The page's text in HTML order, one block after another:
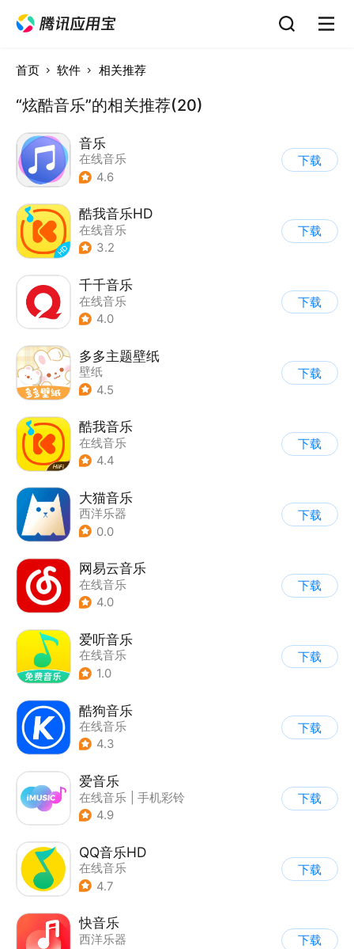
首页 软件 相关推荐
“炫酷音乐”的相关推荐(20)
音乐
在线音乐
4.6
下载
酷我音乐HD
在线音乐
3.2
下载
千千音乐
在线音乐
4.0
下载
多多主题壁纸
壁纸
4.5
下载
酷我音乐
在线音乐
4.4
下载
大猫音乐
西洋乐器
0.0
下载
网易云音乐
在线音乐
4.0
下载
爱听音乐
在线音乐
1.0
下载
酷狗音乐
在线音乐
4.3
下载
爱音乐
在线音乐
手机彩铃
4.9
下载
QQ音乐HD
在线音乐
4.7
下载
快音乐
西洋乐器
下载